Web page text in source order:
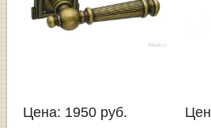
Цена: 1950 руб.